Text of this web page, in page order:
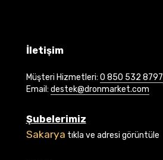
İletişim
Müşteri Hizmetleri: 0 850 532 8797
Email: destek@dronmarket.com
Şubelerimiz
Sakarya tıkla ve adresi görüntüle